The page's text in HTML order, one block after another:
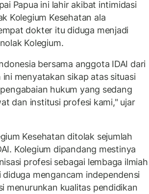
Papua ini lahir akibat intimidasi
Kolegium Kesehatan ala
dokter itu diduga menjadi
Kolegium.
bersama anggota IDAI dari
menyatakan sikap atas situasi
hukum yang sedang
dan institusi profesi kami," ujar
Kesehatan ditolak sejumlah
Kolegium dipandang mestinya
profesi sebagai lembaga ilmiah
mengancam independensi
menurunkan kualitas pendidikan